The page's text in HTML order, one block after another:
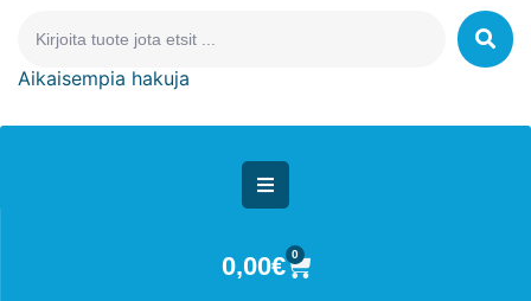
Aikaisempia hakuja
0,00€ 0